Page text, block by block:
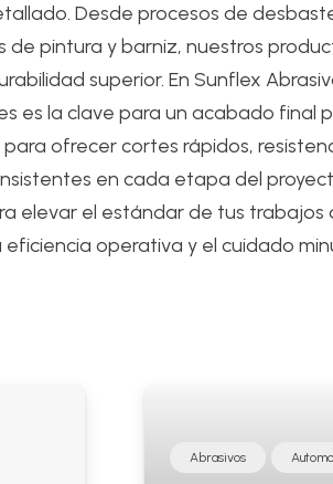
Desde procesos de
pintura y barniz, nuestros
superior. En Sunflex
es la clave para un acabado final
ofrecer cortes rápidos,
en cada etapa del
elevar el estándar de tus trabajos
operativa y el cuidado
Abrasivos